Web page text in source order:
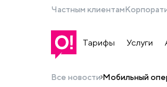
Частным клиентам
Тарифы Услуги
Все новости Мобильный